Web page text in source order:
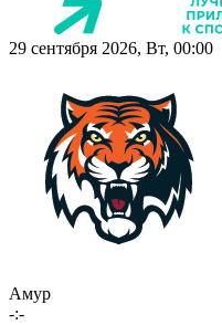
29 сентября 2026, Вт, 00:00
Амур
-:-